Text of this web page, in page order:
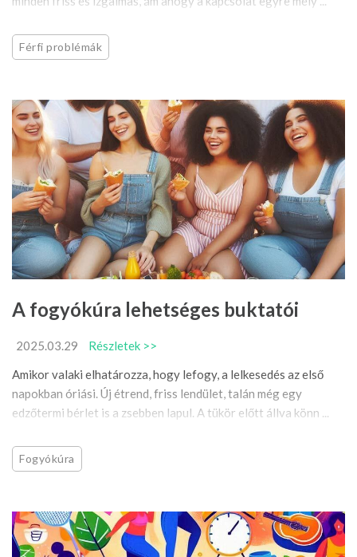
Férfi problémák
A fogyókúra lehetséges buktatói
2025.03.29
Részletek >>
Amikor valaki elhatározza, hogy lefogy, a lelkesedés az első
napokban óriási. Új étrend, friss lendület, talán még egy
edzőtermi bérlet is a zsebben lapul. A tükör előtt állva könn ...
Fogyókúra